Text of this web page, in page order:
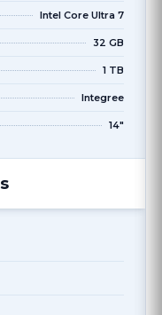
Intel Core Ultra 7
32 GB
1 TB
Integree
14"